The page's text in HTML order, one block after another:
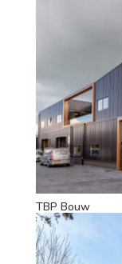
TBP Bouw